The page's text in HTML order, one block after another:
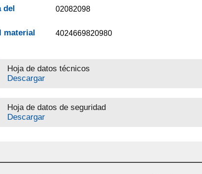
del
02082098
material 4024669820980
Hoja de datos técnicos
Descargar
Hoja de datos de seguridad
Descargar